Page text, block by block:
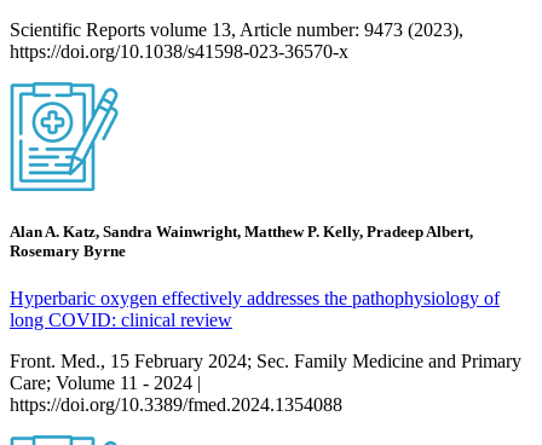
Scientific Reports volume 13, Article number: 9473 (2023),
https://doi.org/10.1038/s41598-023-36570-x
Alan A. Katz, Sandra Wainwright, Matthew P. Kelly, Pradeep Albert,
Rosemary Byrne
Hyperbaric oxygen effectively addresses the pathophysiology of
long COVID: clinical review
Front. Med., 15 February 2024; Sec. Family Medicine and Primary
Care; Volume 11 - 2024 |
https://doi.org/10.3389/fmed.2024.1354088